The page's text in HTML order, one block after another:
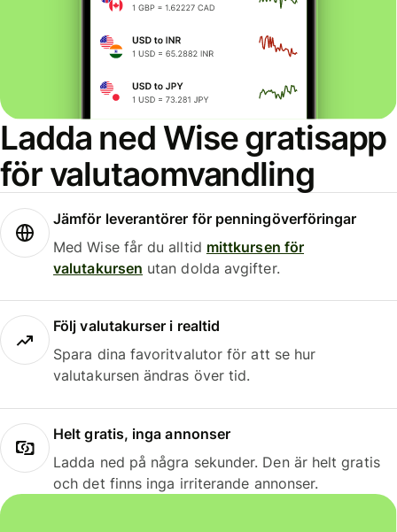
Ladda ned Wise gratisapp
för valutaomvandling
Jämför leverantörer för penningöverföringar
Med Wise får du alltid mittkursen för
valutakursen utan dolda avgifter.
Följ valutakurser i realtid
Spara dina favoritvalutor för att se hur
valutakursen ändras över tid.
Helt gratis, inga annonser
Ladda ned på några sekunder. Den är helt gratis
och det finns inga irriterande annonser.